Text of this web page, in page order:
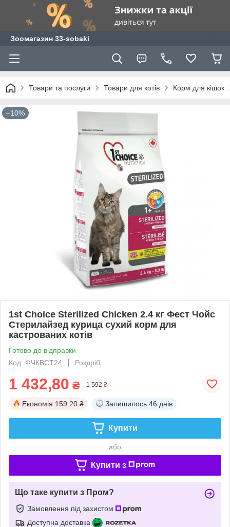
Зоомагазин 33-sobaki
Товари та послуги Товари для котів Корм для кішок
–10%
1st Choice Sterilized Chicken 2.4 кг Фест Чойс
Стерилайзед курица сухий корм для
кастрованих котів
Готово до відправки
Код: ФЧКВСТ24
Роздріб
1 432,80 ₴ 1 592 ₴
Економія 159.20 ₴ Залишилось 46 днів
Купити
або
Купити з
Що таке купити з Пром?
Замовлення під захистом
Доступна доставка